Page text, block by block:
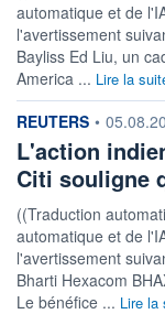
1,92%
DERNIER
ÉCHANGE
06.08.26 /
BOURSOVIE
automatique et de
l'avertissement
Bayliss Ed Liu, un
America ... Lire la
information fournie
REUTERS •
L'action
Citi souligne
((Traduction
automatique et de
l'avertissement
Bharti Hexacom
Le bénéfice ... Lire la